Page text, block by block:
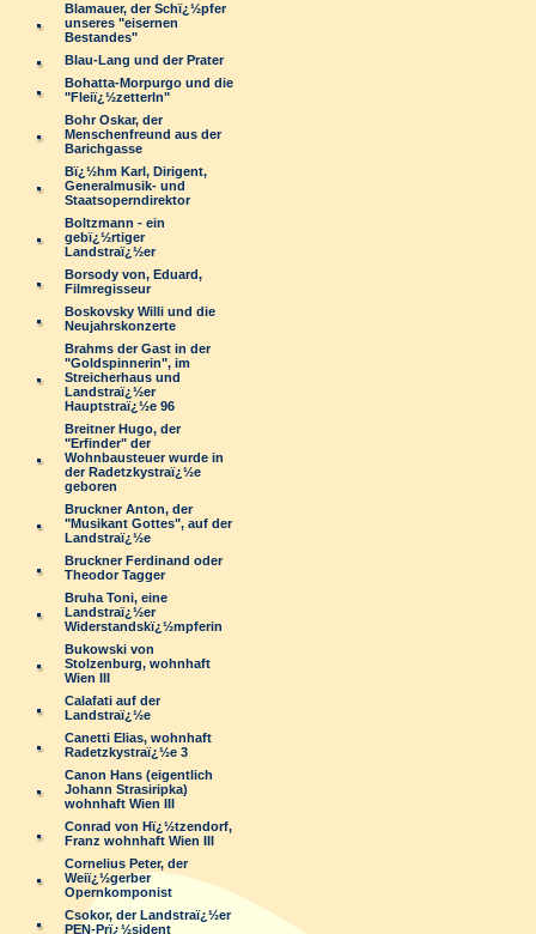
Blamauer, der Schï¿½pfer
unseres "eisernen
Bestandes"
Blau-Lang und der Prater
Bohatta-Morpurgo und die
"Fleiï¿½zetterln"
Bohr Oskar, der
Menschenfreund aus der
Barichgasse
Bï¿½hm Karl, Dirigent,
Generalmusik- und
Staatsoperndirektor
Boltzmann - ein
gebï¿½rtiger
Landstraï¿½er
Borsody von, Eduard,
Filmregisseur
Boskovsky Willi und die
Neujahrskonzerte
Brahms der Gast in der
"Goldspinnerin", im
Streicherhaus und
Landstraï¿½er
Hauptstraï¿½e 96
Breitner Hugo, der
"Erfinder" der
Wohnbausteuer wurde in
der Radetzkystraï¿½e
geboren
Bruckner Anton, der
"Musikant Gottes", auf der
Landstraï¿½e
Bruckner Ferdinand oder
Theodor Tagger
Bruha Toni, eine
Landstraï¿½er
Widerstandskï¿½mpferin
Bukowski von
Stolzenburg, wohnhaft
Wien III
Calafati auf der
Landstraï¿½e
Canetti Elias, wohnhaft
Radetzkystraï¿½e 3
Canon Hans (eigentlich
Johann Strasiripka)
wohnhaft Wien III
Conrad von Hï¿½tzendorf,
Franz wohnhaft Wien III
Cornelius Peter, der
Weiï¿½gerber
Opernkomponist
Csokor, der Landstraï¿½er
PEN-Prï¿½sident